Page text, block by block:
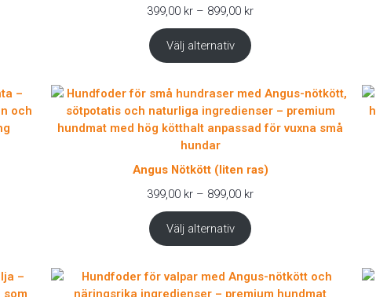
399,00 kr – 899,00 krPrisintervall:
Välj alternativ
Angus Nötkött (liten ras)
399,00 kr – 899,00 krPrisintervall:
Välj alternativ